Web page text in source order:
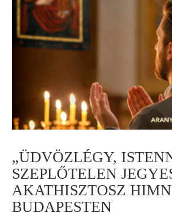
„ÜDVÖZLÉGY,
SZEPLŐTELEN
AKATHISZTOSZ
BUDAPESTEN